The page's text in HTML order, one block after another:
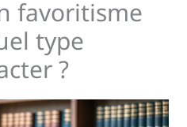
favoritisme
type
?